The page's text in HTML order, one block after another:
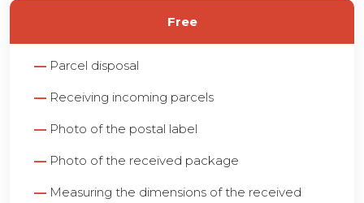
Free
— Parcel disposal
— Receiving incoming parcels
— Photo of the postal label
— Photo of the received package
— Measuring the dimensions of the received